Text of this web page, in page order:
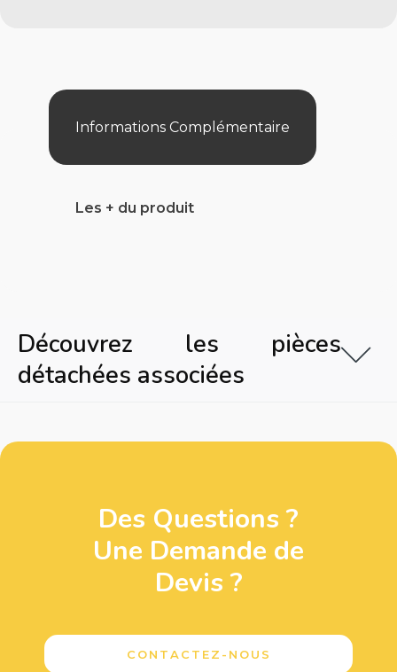
Informations Complémentaire
Les + du produit
Découvrez les pièces
détachées associées
Des Questions ?
Une Demande de
Devis ?
CONTACTEZ-NOUS